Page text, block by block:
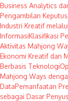
Business Analytics
Pengambilan
Industri Kreatif
InformasiKlasifikasi
Aktivitas Mahjong
Ekonomi Kreatif dan
Berbasis Teknologi
Mahjong Ways
DataPemanfaatan
sebagai Dasar